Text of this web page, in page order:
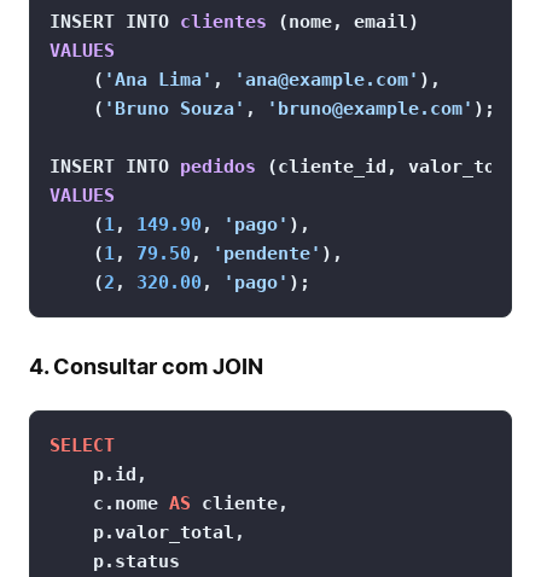
INSERT INTO clientes (nome, email
VALUES
    (
'Ana Lima' , 'ana@example.com' ),
    (
'Bruno Souza' , 'bruno@example.com' ) ;
INSERT INTO pedidos (cliente_id,
VALUES
    (
1, 149.90 , 'pago' ),
    (
1, 79.50 , 'pendente' ),
    (
2 , 320.00 , 'pago' ) ;
4. Consultar com JOIN
SELECT
    p.id,
    c.nome
AS cliente,
    p.valor_total,